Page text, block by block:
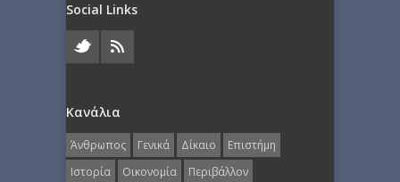
Social Links
Κανάλια
Άνθρωπος Γενικά Δίκαιο
Επιστήμη
Ιστορία
Οικονομία
Περιβάλλον